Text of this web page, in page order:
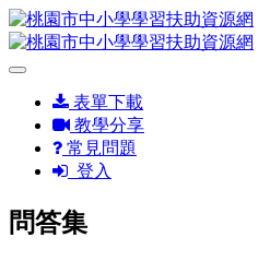
表單下載
教學分享
常見問題
登入
問答集